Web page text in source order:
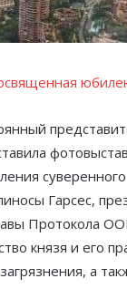
Гарсес,
Протокола
князя и его
а